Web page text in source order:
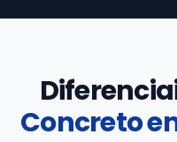
Concreto